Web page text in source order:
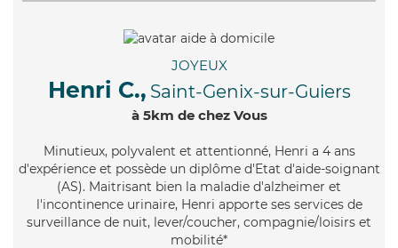
JOYEUX
Henri C., Saint-Genix-sur-Guiers
à 5km de chez Vous
Minutieux, polyvalent et attentionné, Henri a 4 ans
d'expérience et possède un diplôme d'Etat d'aide-soignant
(AS). Maitrisant bien la maladie d'alzheimer et
l'incontinence urinaire, Henri apporte ses services de
surveillance de nuit, lever/coucher, compagnie/loisirs et
mobilité*